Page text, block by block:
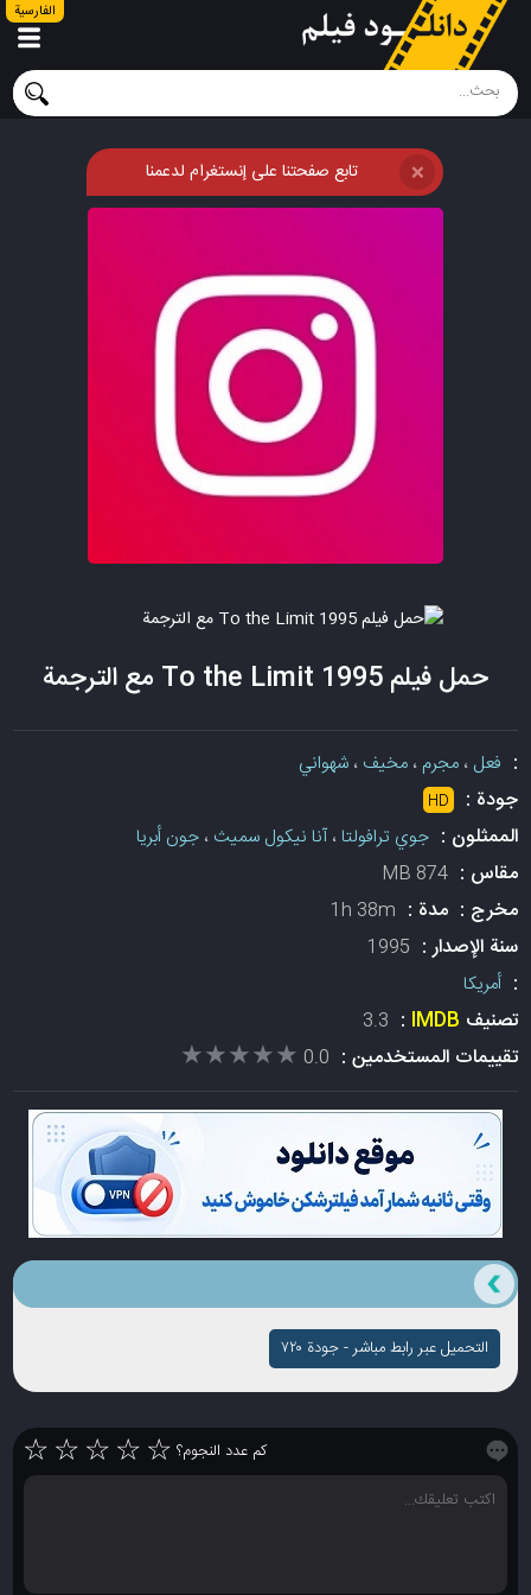
الفارسية
تابع صفحتنا على إنستغرام لدعمنا ❌
حمل فيلم To the Limit 1995 مع الترجمة
: فعل ،مجرم ،مخيف ،شهواني
جودة : HD
الممثلون :جوي ترافولتا،آنا نيكول سميث ،جون أبريا
مقاس :874 MB
مخرج :مدة : 1h 38m
سنة الإصدار : 1995
:أمريكا
تصنيف IMDB
:
3.3
تقييمات المستخدمين : 0.0
★★★★★
★★★★★
التحميل عبر رابط مباشر - جودة ۷۲۰
كم عدد النجوم؟ ☆
☆
☆
☆
☆